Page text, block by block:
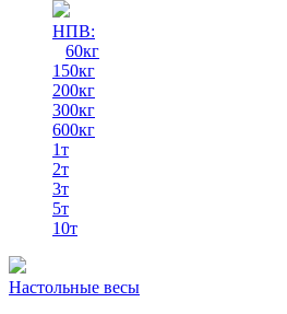
НПВ:
60кг
150кг
200кг
300кг
600кг
1т
2т
3т
5т
10т
Настольные весы